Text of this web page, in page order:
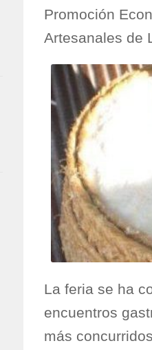
Promoción
Artesanales de
La feria se ha
encuentros
más